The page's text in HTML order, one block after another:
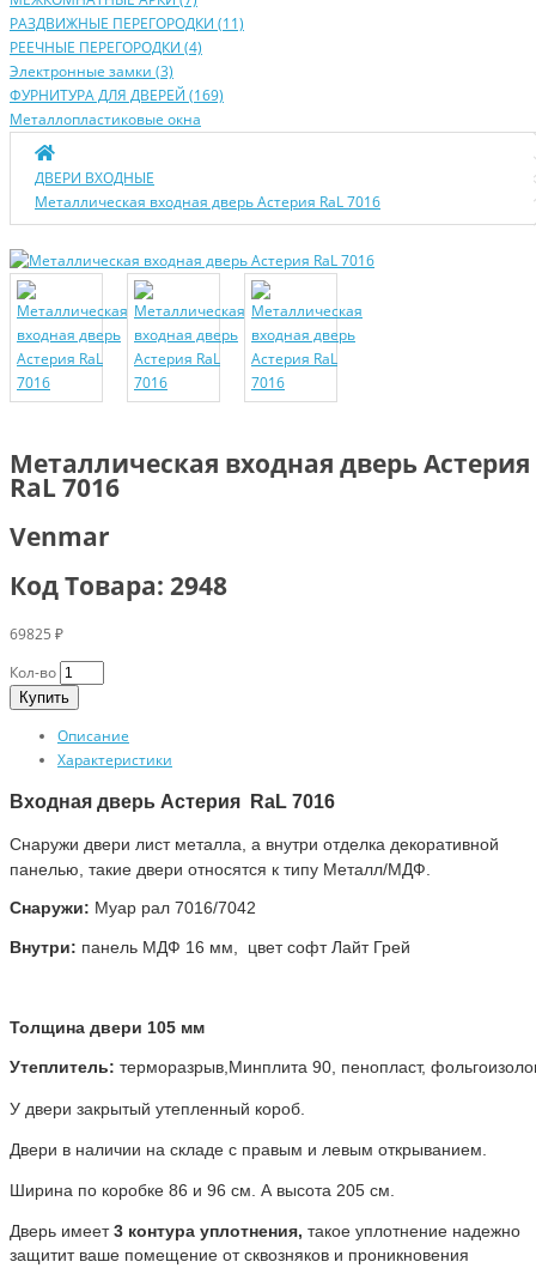
РАЗДВИЖНЫЕ ПЕРЕГОРОДКИ (11)
РЕЕЧНЫЕ ПЕРЕГОРОДКИ (4)
Электронные замки (3)
ФУРНИТУРА ДЛЯ ДВЕРЕЙ (169)
Металлопластиковые окна
ДВЕРИ ВХОДНЫЕ
Металлическая входная дверь Астерия RaL 7016
Металлическая входная дверь Астерия
RaL 7016
Venmar
Код Товара: 2948
69825 ₽
Кол-во
Купить
Описание
Характеристики
Входная дверь Астерия RaL 7016
Снаружи двери лист металла, а внутри отделка декоративной
панелью, такие двери относятся к типу Металл/МДФ.
Снаружи: Муар рал 7016/7042
Внутри: панель МДФ 16 мм, цвет софт Лайт Грей
Толщина двери 105 мм
Утеплитель: терморазрыв,Минплита 90, пенопласт,
У двери закрытый утепленный короб.
Двери в наличии на складе с правым и левым открыванием.
Ширина по коробке 86 и 96 см. А высота 205 см.
Дверь имеет3 контура уплотнения, такое уплотнение надежно
защитит ваше помещение от сквозняков и проникновения